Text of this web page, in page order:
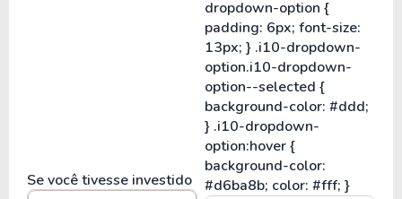
Se você tivesse investido